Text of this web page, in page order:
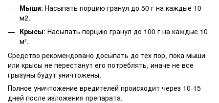
Мыши: Насыпать порцию гранул до 50 г на каждые 10
м2.
Крысы: Насыпать порцию гранул до 100 г на каждые 10
м².
Средство рекомендовано досыпать до тех пор, пока мыши
или крысы не перестанут его потреблять, иначе не все
грызуны будут уничтожены.
Полное уничтожение вредителей происходит через 10-15
дней после изложения препарата.